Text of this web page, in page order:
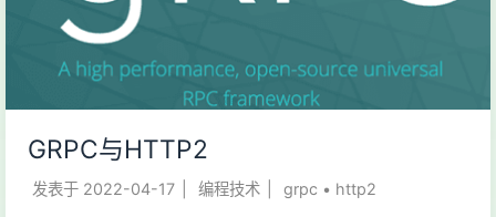
GRPC与HTTP2
发表于 2022-04-17 编程技术 grpc • http2